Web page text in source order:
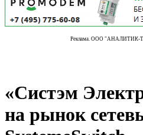
Реклама. ООО "АНАЛИТИК-
«Систэм
на рынок